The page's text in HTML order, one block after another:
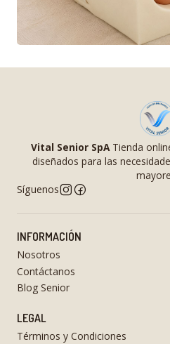
Vital Senior SpATienda
diseñados para las
Síguenos
INFORMACIÓN
Nosotros
Contáctanos
Blog Senior
LEGAL
Términos y Condiciones